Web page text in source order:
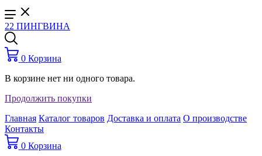
22 ПИНГВИНА
0 Корзина
В корзине нет ни одного товара.
Продолжить покупки
Главная Каталог товаров Доставка и оплата О производстве
Контакты
0 Корзина